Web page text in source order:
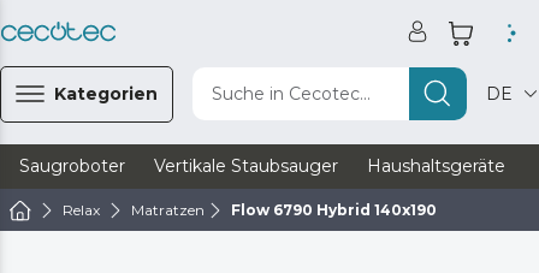
Kategorien Suche in Cecotec... DE
Saugroboter Vertikale Staubsauger Haushaltsgeräte
Relax Matratzen Flow 6790 Hybrid 140x190